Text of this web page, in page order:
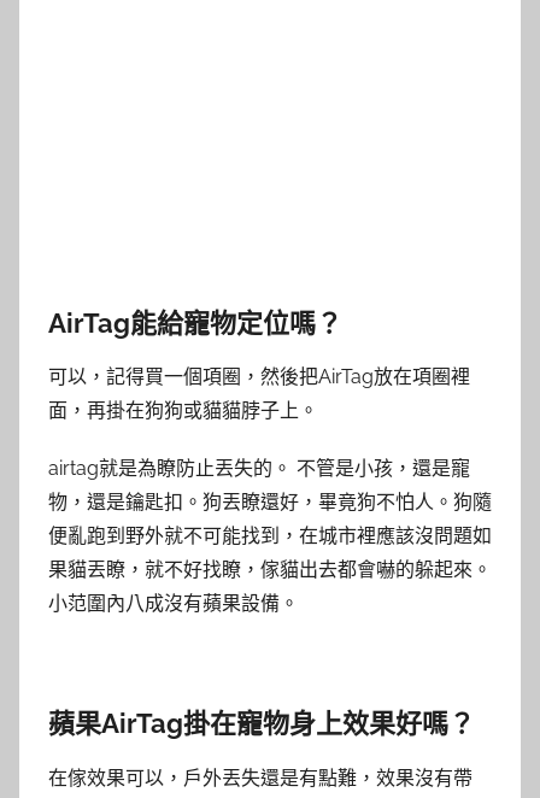
AirTag能給寵物定位嗎？
可以，記得買一個項圈，然後把AirTag放在項圈裡
面，再掛在狗狗或貓貓脖子上。
airtag就是為瞭防止丟失的。 不管是小孩，還是寵
物，還是鑰匙扣。狗丟瞭還好，畢竟狗不怕人。狗隨
便亂跑到野外就不可能找到，在城市裡應該沒問題如
果貓丟瞭，就不好找瞭，傢貓出去都會嚇的躲起來。
小范圍內八成沒有蘋果設備。
蘋果AirTag掛在寵物身上效果好嗎？
在傢效果可以，戶外丟失還是有點難，效果沒有帶